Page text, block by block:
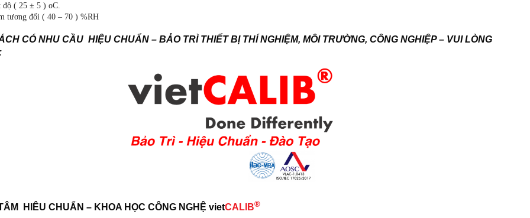
( 25 ± 5 ) oC.
đối ( 40 – 70 ) %RH
CÓ NHU CẦU HIỆU CHUẨN – BẢO TRÌ THIẾT BỊ THÍ NGHIỆM, MÔI TRƯỜNG, CÔNG NGHIỆP – VUI LÒNG
HIÊU CHUẨN – KHOA HỌC CÔNG NGHỆ vietCALIB®